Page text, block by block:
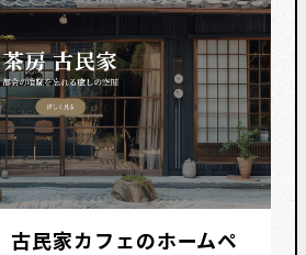
古民家カフェのホームペ